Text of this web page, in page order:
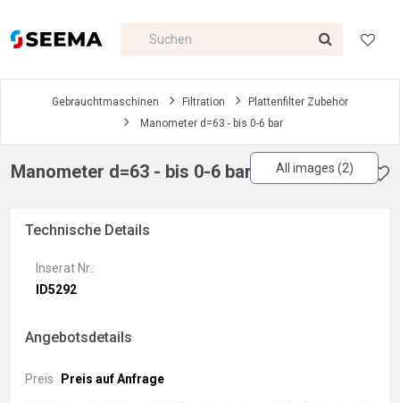
Gebrauchtmaschinen Filtration
Plattenfilter Zubehör
Manometer d=63 - bis 0-6 bar
Manometer d=63 - bis 0-6 bar All images (2)
Technische Details
Inserat Nr.:
ID5292
Angebotsdetails
Preis Preis auf Anfrage